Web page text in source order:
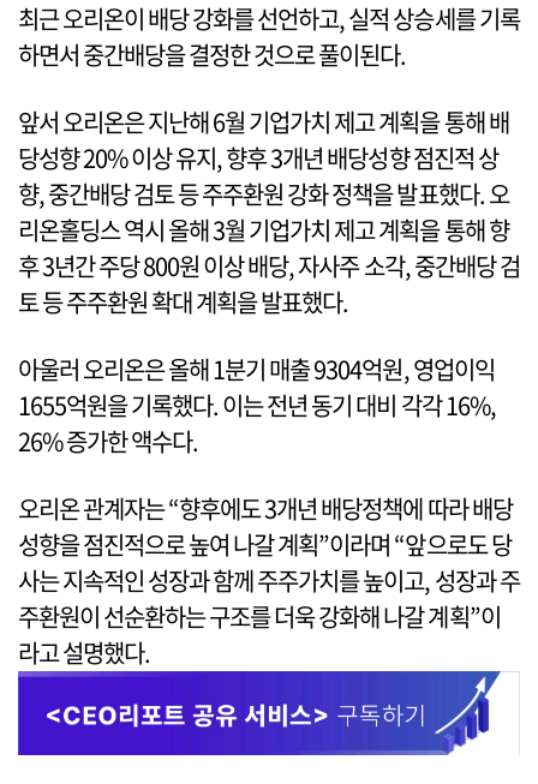
최근 오리온이 배당 강화를 선언하고, 실적 상승세를 기록
하면서 중간배당을 결정한 것으로 풀이된다.
앞서 오리온은 지난해 6월 기업가치 제고 계획을 통해 배
당성향 20% 이상 유지, 향후 3개년 배당성향 점진적 상
향, 중간배당 검토 등 주주환원 강화 정책을 발표했다. 오
리온홀딩스 역시 올해 3월 기업가치 제고 계획을 통해 향
후 3년간 주당 800원 이상 배당, 자사주 소각, 중간배당 검
토 등 주주환원 확대 계획을 발표했다.
아울러 오리온은 올해 1분기 매출 9304억원, 영업이익
1655억원을 기록했다. 이는 전년 동기 대비 각각 16%,
26% 증가한 액수다.
오리온 관계자는 “향후에도 3개년 배당정책에 따라 배당
성향을 점진적으로 높여 나갈 계획”이라며 “앞으로도 당
사는 지속적인 성장과 함께 주주가치를 높이고, 성장과 주
주환원이 선순환하는 구조를 더욱 강화해 나갈 계획”이
라고 설명했다.